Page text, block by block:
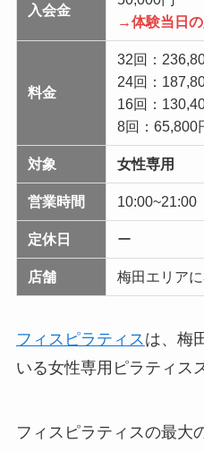
入会金
→体験当日
料金
32回：
24回：
16回：
8回：65,800
対象 女性専用
営業時間 10:00~21:00
定休日 ー
店舗 梅田エリア
フィスピラティスは、梅
いる女性専用ピラティス
フィスピラティスの最大